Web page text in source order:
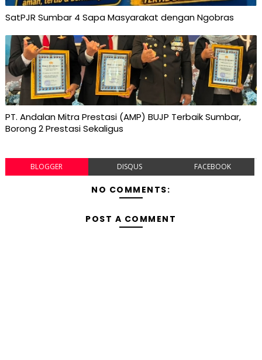
SatPJR Sumbar 4 Sapa Masyarakat dengan Ngobras
PT. Andalan Mitra Prestasi (AMP) BUJP Terbaik Sumbar,
Borong 2 Prestasi Sekaligus
BLOGGER DISQUS FACEBOOK
NO COMMENTS:
POST A COMMENT